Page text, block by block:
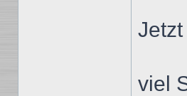
viel